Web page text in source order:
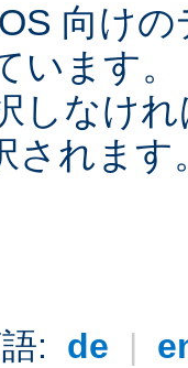
向け
います
しなけ
されます
: de |